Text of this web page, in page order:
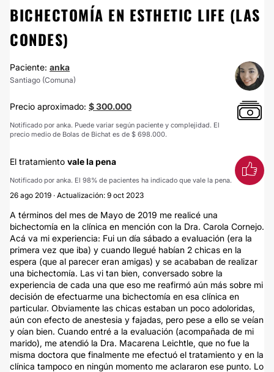
BICHECTOMÍA EN ESTHETIC LIFE (LAS
CONDES)
Paciente: anka
Santiago (Comuna)
Precio aproximado: $ 300.000
Notificado por anka. Puede variar según paciente y complejidad. El
precio medio de Bolas de Bichat es de $ 698.000.
El tratamiento vale la pena
Notificado por anka. El 98% de pacientes ha indicado que vale la pena.
26 ago 2019 · Actualización: 9 oct 2023
A términos del mes de Mayo de 2019 me realicé una
bichectomía en la clínica en mención con la Dra. Carola Cornejo.
Acá va mi experiencia: Fui un día sábado a evaluación (era la
primera vez que iba) y cuando llegué habían 2 chicas en la
espera (que al parecer eran amigas) y se acababan de realizar
una bichectomía. Las vi tan bien, conversado sobre la
experiencia de cada una que eso me reafirmó aún más sobre mi
decisión de efectuarme una bichectomía en esa clínica en
particular. Obviamente las chicas estaban un poco adoloridas,
aún con efecto de anestesia y fajadas, pero pese a ello se veían
y oían bien. Cuando entré a la evaluación (acompañada de mi
marido), me atendió la Dra. Macarena Leichtle, que no fue la
misma doctora que finalmente me efectuó el tratamiento y en la
clínica tampoco en ningún momento me aclararon ese punto. Lo